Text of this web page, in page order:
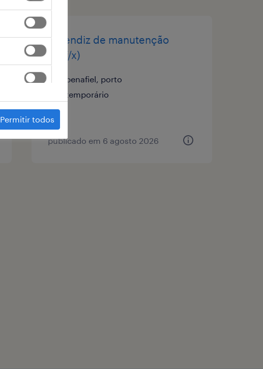
aprendiz de manutenção
(m/f/x)
penafiel, porto
temporário
publicado em 6 agosto 2026
Permitir todos